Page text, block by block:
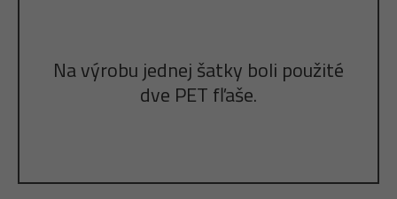
Na výrobu jednej šatky boli použité
dve PET fľaše.